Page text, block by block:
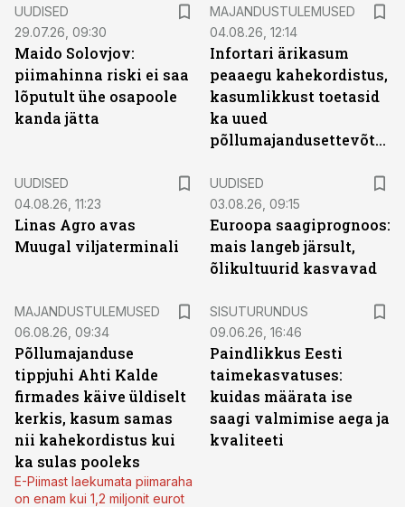
UUDISED
29.07.26, 09:30
Maido Solovjov:
piimahinna riski ei saa
lõputult ühe osapoole
kanda jätta
MAJANDUSTULEMUSED
04.08.26, 12:14
Infortari ärikasum
peaaegu kahekordistus,
kasumlikkust toetasid
ka uued
põllumajandusettevõtted
UUDISED
04.08.26, 11:23
Linas Agro avas
Muugal viljaterminali
UUDISED
03.08.26, 09:15
Euroopa saagiprognoos:
mais langeb järsult,
õlikultuurid kasvavad
MAJANDUSTULEMUSED
06.08.26, 09:34
Põllumajanduse
tippjuhi Ahti Kalde
firmades käive üldiselt
kerkis, kasum samas
nii kahekordistus kui
ka sulas pooleks
E-Piimast laekumata piimaraha
on enam kui 1,2 miljonit eurot
SISUTURUNDUS
09.06.26, 16:46
Paindlikkus Eesti
taimekasvatuses:
kuidas määrata ise
saagi valmimise aega ja
kvaliteeti